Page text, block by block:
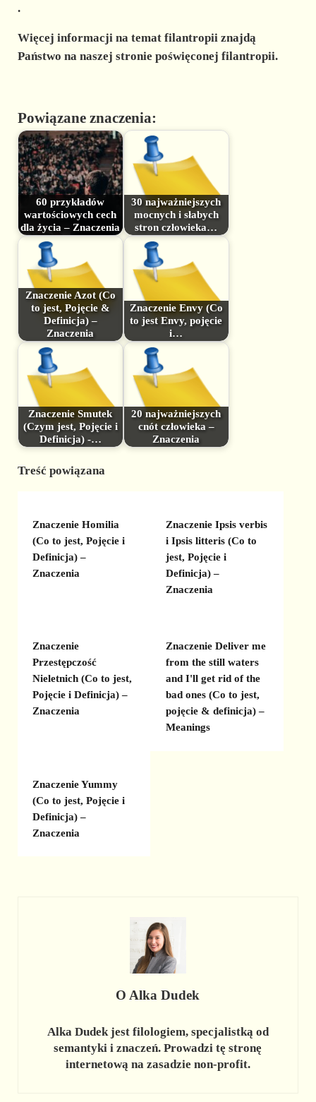
.
Więcej informacji na temat filantropii znajdą
Państwo na naszej stronie poświęconej filantropii.
Powiązane znaczenia:
60 przykładów
wartościowych cech
dla życia – Znaczenia
30 najważniejszych
mocnych i słabych
stron człowieka…
Znaczenie Azot (Co
to jest, Pojęcie &
Definicja) –
Znaczenia
Znaczenie Envy (Co
to jest Envy, pojęcie
i…
Znaczenie Smutek
(Czym jest, Pojęcie i
Definicja) -…
20 najważniejszych
cnót człowieka –
Znaczenia
Treść powiązana
Znaczenie Homilia
(Co to jest, Pojęcie i
Definicja) –
Znaczenia
Znaczenie Ipsis verbis
i Ipsis litteris (Co to
jest, Pojęcie i
Definicja) –
Znaczenia
Znaczenie
Przestępczość
Nieletnich (Co to jest,
Pojęcie i Definicja) –
Znaczenia
Znaczenie Deliver me
from the still waters
and I'll get rid of the
bad ones (Co to jest,
pojęcie & definicja) –
Meanings
Znaczenie Yummy
(Co to jest, Pojęcie i
Definicja) –
Znaczenia
OAlka Dudek
Alka Dudek jest filologiem, specjalistką od
semantyki i znaczeń. Prowadzi tę stronę
internetową na zasadzie non-profit.